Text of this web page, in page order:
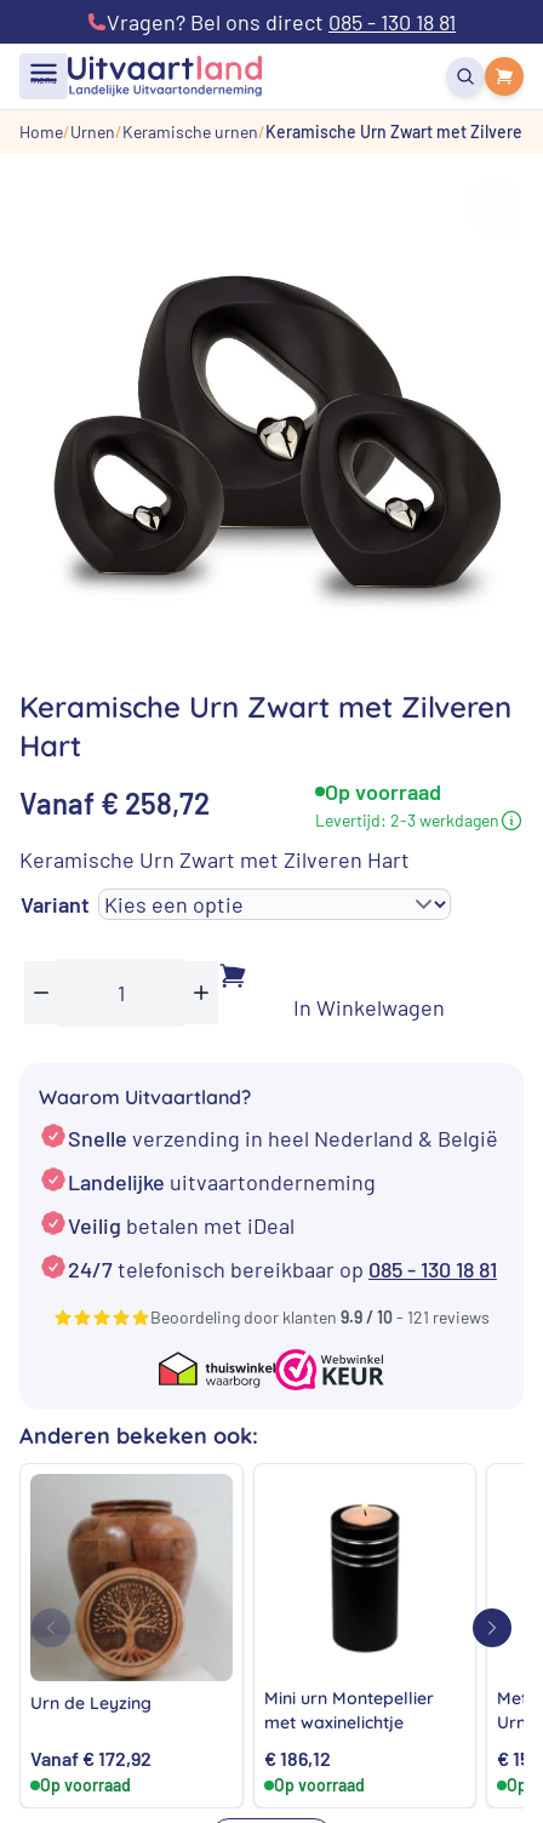
Vragen? Bel ons direct 085 - 130 18 81
menu
Home Urnen Keramische urnen Keramische Urn Zwart met Zilveren
Keramische Urn Zwart met Zilveren
Hart
Vanaf € 258,72 Op voorraad
Levertijd: 2-3 werkdagen
Keramische Urn Zwart met Zilveren Hart
Variant
Keramische
met
Zilveren
Hart
aantal
In Winkelwagen
Waarom Uitvaartland?
Snelle verzending in heel Nederland & België
Landelijke uitvaartonderneming
Veilig betalen met iDeal
24/7telefonisch bereikbaar op 085 - 130 18 81
Beoordeling door klanten 9.9 / 10- 121 reviews
Anderen bekeken ook:
Urn de Leyzing
Vanaf €172,92
Op voorraad
Mini urn Montepellier
met waxinelichtje
€186,12
Op voorraad
Urn
€
Op